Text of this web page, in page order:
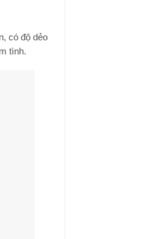
có độ dẻo
tình.